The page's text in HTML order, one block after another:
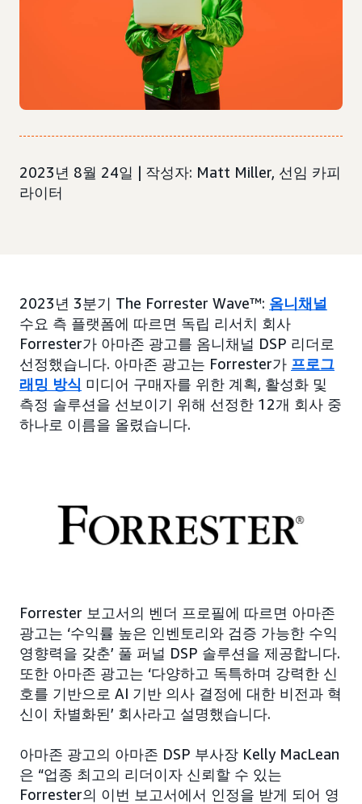
2023년 8월 24일 | 작성자: Matt Miller, 선임 카피
라이터
2023년 3분기 The Forrester Wave™: 옴니채널
수요 측 플랫폼에 따르면 독립 리서치 회사
Forrester가 아마존 광고를 옴니채널 DSP 리더로
선정했습니다. 아마존 광고는 Forrester가 프로그
래밍 방식 미디어 구매자를 위한 계획, 활성화 및
측정 솔루션을 선보이기 위해 선정한 12개 회사 중
하나로 이름을 올렸습니다.
Forrester 보고서의 벤더 프로필에 따르면 아마존
광고는 ‘수익률 높은 인벤토리와 검증 가능한 수익
영향력을 갖춘’ 풀 퍼널 DSP 솔루션을 제공합니다.
또한 아마존 광고는 ‘다양하고 독특하며 강력한 신
호를 기반으로 AI 기반 의사 결정에 대한 비전과 혁
신이 차별화된’ 회사라고 설명했습니다.
아마존 광고의 아마존 DSP 부사장 Kelly MacLean
은 “업종 최고의 리더이자 신뢰할 수 있는
Forrester의 이번 보고서에서 인정을 받게 되어 영